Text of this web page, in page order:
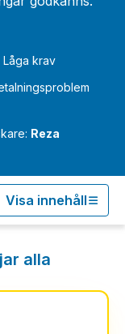
Låga krav
Reza
Visa innehåll
alla